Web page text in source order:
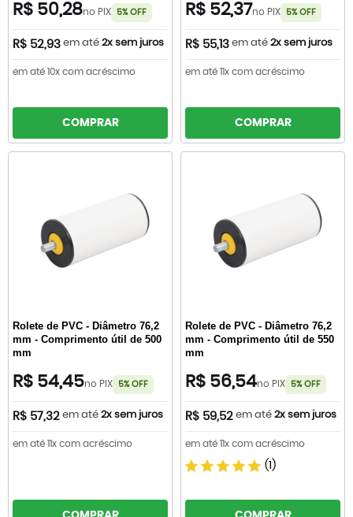
R$ 50,28no PIX 5% OFF
R$ 52,93 em até 2x sem juros
em até 10x com acréscimo
COMPRAR
R$ 52,37no PIX 5% OFF
R$ 55,13 em até 2x sem juros
em até 11x com acréscimo
COMPRAR
Rolete de PVC - Diâmetro 76,2
mm - Comprimento útil de 500
mm
R$ 54,45no PIX 5% OFF
R$ 57,32 em até 2x sem juros
em até 11x com acréscimo
Rolete de PVC - Diâmetro 76,2
mm - Comprimento útil de 550
mm
R$ 56,54no PIX 5% OFF
R$ 59,52 em até 2x sem juros
em até 11x com acréscimo
(1)